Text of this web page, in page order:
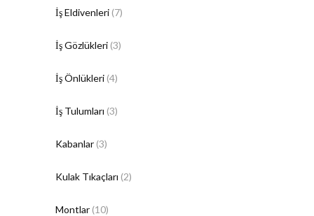
İş Eldivenleri (7)
İş Gözlükleri (3)
İş Önlükleri (4)
İş Tulumları (3)
Kabanlar (3)
Kulak Tıkaçları (2)
Montlar (10)